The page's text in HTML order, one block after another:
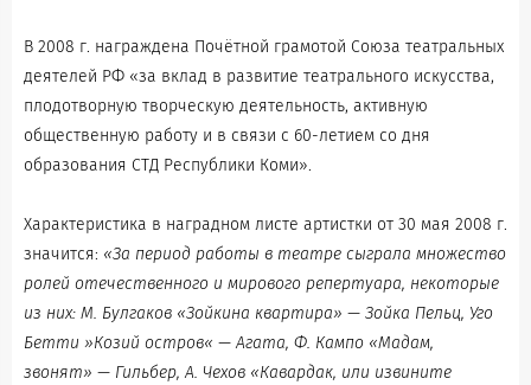
В 2008 г. награждена Почётной грамотой Союза театральных
деятелей РФ «за вклад в развитие театрального искусства,
плодотворную творческую деятельность, активную
общественную работу и в связи с 60-летием со дня
образования СТД Республики Коми».
Характеристика в наградном листе артистки от 30 мая 2008 г.
значится: «За период работы в театре сыграла множество
ролей отечественного и мирового репертуара, некоторые
из них: М. Булгаков «Зойкина квартира» — Зойка Пельц, Уго
Бетти »Козий остров« — Агата, Ф. Кампо «Мадам,
звонят» — Гильбер, А. Чехов «Кавардак, или извините